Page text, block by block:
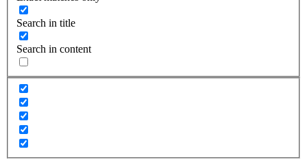
Search in title
Search in content